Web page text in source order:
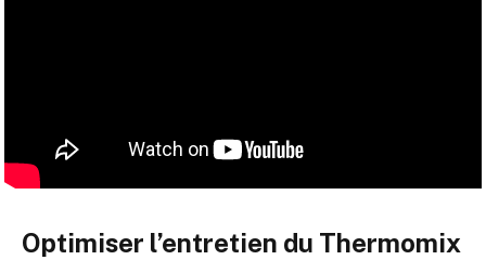
Optimiser l’entretien du Thermomix